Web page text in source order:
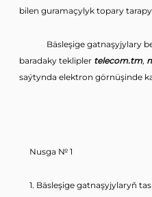
bilen guramaçylyk topary
Bäsleşige gatnaşyjylary
baradaky teklipler telecom.tm,
saýtynda elektron görnüşinde
Nusga № 1
1. Bäsleşige gatnaşyjylaryň